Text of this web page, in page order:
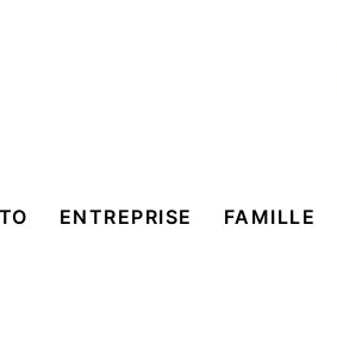
ENTREPRISE FAMILLE